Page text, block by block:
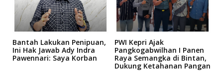
Bantah Lakukan Penipuan,
Ini Hak Jawab Ady Indra
Pawennari: Saya Korban
PWI Kepri Ajak
Pangkogabwilhan I Panen
Raya Semangka di Bintan,
Dukung Ketahanan Pangan